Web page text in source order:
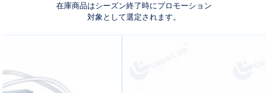
在庫商品はシーズン終了時にプロモーション
対象として選定されます。